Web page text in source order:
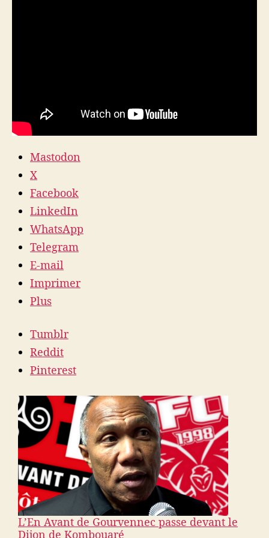
Mastodon
X
Facebook
LinkedIn
WhatsApp
Telegram
E-mail
Imprimer
Plus
Tumblr
Reddit
Pinterest
L’En Avant de Gourvennec passe devant le
Dijon de Kombouaré